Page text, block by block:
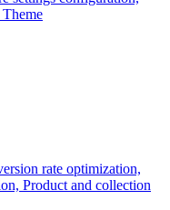
rate optimization,
Product and collection